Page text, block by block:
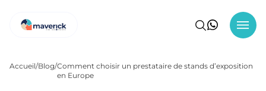
Accueil Blog Comment choisir un prestataire de stands d’exposition
en Europe